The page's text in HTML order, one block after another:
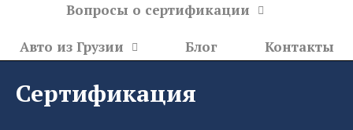
Вопросы о сертификации
Авто из Грузии Блог Контакты
Сертификация